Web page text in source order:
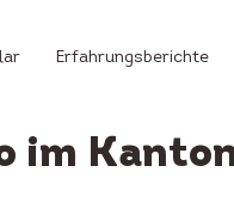
Erfahrungsberichte
im